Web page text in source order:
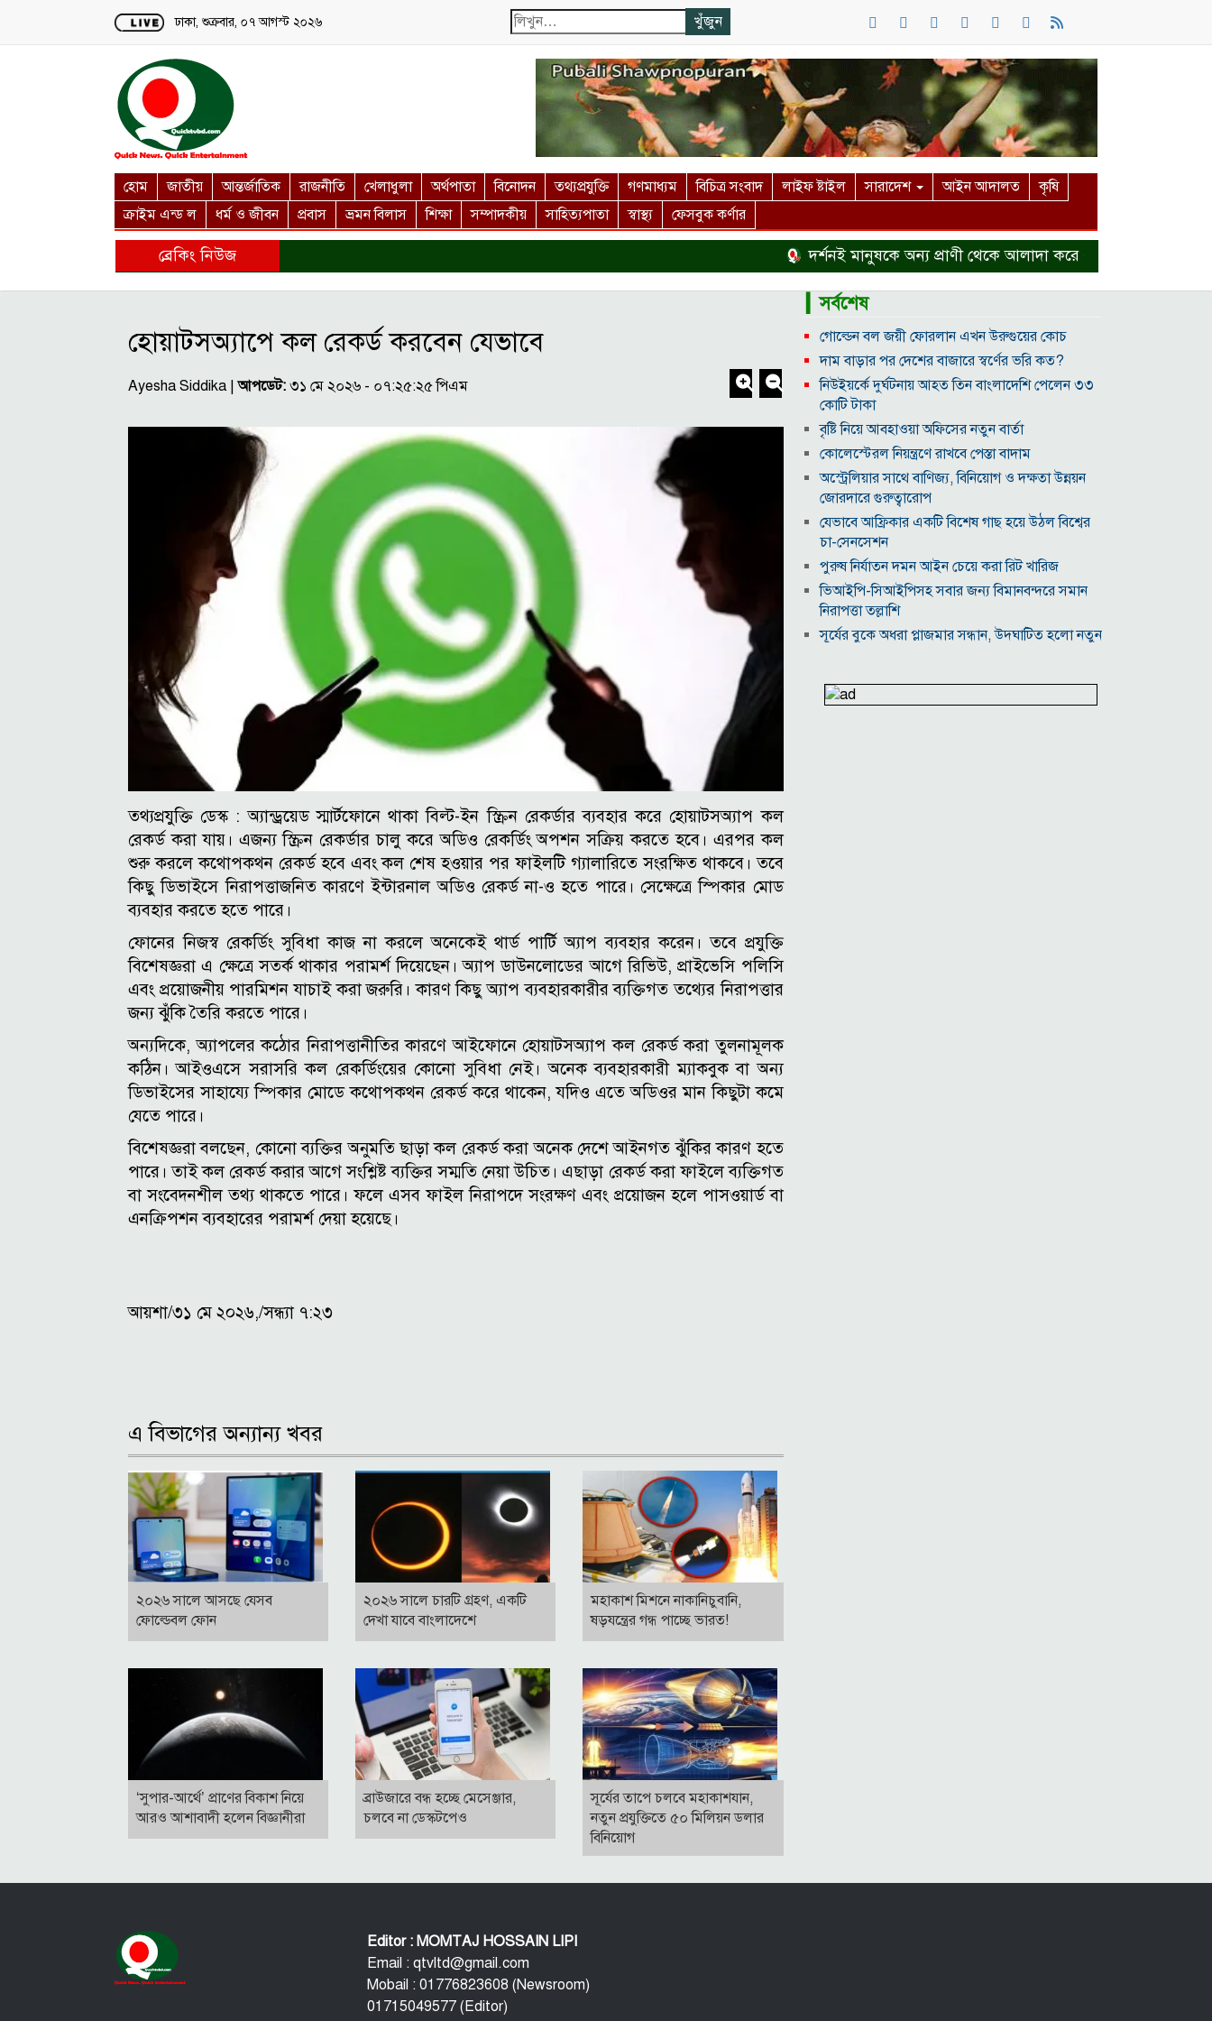
Loading...
ঢাকা, শুক্রবার, ০৭ আগস্ট ২০২৬
হোম জাতীয় আন্তর্জাতিক রাজনীতি খেলাধুলা অর্থপাতা বিনোদন তথ্যপ্রযুক্তি গণমাধ্যম বিচিত্র সংবাদ লাইফ ষ্টাইল সারাদেশ আইন আদালত
কৃষি
ক্রাইম এন্ড ল
ধর্ম ও জীবন প্রবাস ভ্রমন বিলাস শিক্ষা সম্পাদকীয় সাহিত্যপাতা স্বাস্থ্য ফেসবুক কর্ণার
ব্রেকিং নিউজ দর্শনই মানুষকে অন্য প্রাণী থেকে আলাদা করে হত্যা মামলা থেকে
হোয়াটসঅ্যাপে কল রেকর্ড করবেন যেভাবে
Ayesha Siddika |আপডেট: ৩১ মে ২০২৬ - ০৭:২৫:২৫ পিএম
তথ্যপ্রযুক্তি ডেস্ক :অ্যান্ড্রয়েড স্মার্টফোনে থাকা বিল্ট-ইন স্ক্রিন রেকর্ডার ব্যবহার করে হোয়াটসঅ্যাপ কল
রেকর্ড করা যায়। এজন্য স্ক্রিন রেকর্ডার চালু করে অডিও রেকর্ডিং অপশন সক্রিয় করতে হবে। এরপর কল
শুরু করলে কথোপকথন রেকর্ড হবে এবং কল শেষ হওয়ার পর ফাইলটি গ্যালারিতে সংরক্ষিত থাকবে। তবে
কিছু ডিভাইসে নিরাপত্তাজনিত কারণে ইন্টারনাল অডিও রেকর্ড না-ও হতে পারে। সেক্ষেত্রে স্পিকার মোড
ব্যবহার করতে হতে পারে।
ফোনের নিজস্ব রেকর্ডিং সুবিধা কাজ না করলে অনেকেই থার্ড পার্টি অ্যাপ ব্যবহার করেন। তবে প্রযুক্তি
বিশেষজ্ঞরা এ ক্ষেত্রে সতর্ক থাকার পরামর্শ দিয়েছেন। অ্যাপ ডাউনলোডের আগে রিভিউ, প্রাইভেসি পলিসি
এবং প্রয়োজনীয় পারমিশন যাচাই করা জরুরি। কারণ কিছু অ্যাপ ব্যবহারকারীর ব্যক্তিগত তথ্যের নিরাপত্তার
জন্য ঝুঁকি তৈরি করতে পারে।
অন্যদিকে, অ্যাপলের কঠোর নিরাপত্তানীতির কারণে আইফোনে হোয়াটসঅ্যাপ কল রেকর্ড করা তুলনামূলক
কঠিন। আইওএসে সরাসরি কল রেকর্ডিংয়ের কোনো সুবিধা নেই। অনেক ব্যবহারকারী ম্যাকবুক বা অন্য
ডিভাইসের সাহায্যে স্পিকার মোডে কথোপকথন রেকর্ড করে থাকেন, যদিও এতে অডিওর মান কিছুটা কমে
যেতে পারে।
বিশেষজ্ঞরা বলছেন, কোনো ব্যক্তির অনুমতি ছাড়া কল রেকর্ড করা অনেক দেশে আইনগত ঝুঁকির কারণ হতে
পারে। তাই কল রেকর্ড করার আগে সংশ্লিষ্ট ব্যক্তির সম্মতি নেয়া উচিত।এছাড়া রেকর্ড করা ফাইলে ব্যক্তিগত
বা সংবেদনশীল তথ্য থাকতে পারে। ফলে এসব ফাইল নিরাপদে সংরক্ষণ এবং প্রয়োজন হলে পাসওয়ার্ড বা
এনক্রিপশন ব্যবহারের পরামর্শ দেয়া হয়েছে।
আয়শা/৩১ মে ২০২৬,/সন্ধ্যা ৭:২৩
এ বিভাগের অন্যান্য খবর
২০২৬ সালে আসছে যেসব
ফোল্ডেবল ফোন
২০২৬ সালে চারটি গ্রহণ, একটি
দেখা যাবে বাংলাদেশে
মহাকাশ মিশনে নাকানিচুবানি,
ষড়যন্ত্রের গন্ধ পাচ্ছে ভারত!
‘সুপার-আর্থে’ প্রাণের বিকাশ নিয়ে
আরও আশাবাদী হলেন বিজ্ঞানীরা
ব্রাউজারে বন্ধ হচ্ছে মেসেঞ্জার,
চলবে না ডেস্কটপেও
সূর্যের তাপে চলবে মহাকাশযান,
নতুন প্রযুক্তিতে ৫০ মিলিয়ন ডলার
বিনিয়োগ
▎সর্বশেষ
গোল্ডেন বল জয়ী ফোরলান এখন উরুগুয়ের কোচ
দাম বাড়ার পর দেশের বাজারে স্বর্ণের ভরি কত?
নিউইয়র্কে দুর্ঘটনায় আহত তিন বাংলাদেশি পেলেন ৩৩
কোটি টাকা
বৃষ্টি নিয়ে আবহাওয়া অফিসের নতুন বার্তা
কোলেস্টেরল নিয়ন্ত্রণে রাখবে পেস্তা বাদাম
অস্ট্রেলিয়ার সাথে বাণিজ্য, বিনিয়োগ ও দক্ষতা উন্নয়ন
জোরদারে গুরুত্বারোপ
যেভাবে আফ্রিকার একটি বিশেষ গাছ হয়ে উঠল বিশ্বের
চা-সেনসেশন
পুরুষ নির্যাতন দমন আইন চেয়ে করা রিট খারিজ
ভিআইপি-সিআইপিসহ সবার জন্য বিমানবন্দরে সমান
নিরাপত্তা তল্লাশি
সূর্যের বুকে অধরা প্লাজমার সন্ধান, উদ্ঘাটিত হলো নতুন
উপমহাদেশের প্রভাবশালী ১০ সুফি সাধক
প্রতারণা মামলায় সালমান খানকে আদালতে তলব
Editor : MOMTAJ HOSSAIN LIPI
Email : qtvltd@gmail.com
Mobail : 01776823608 (Newsroom)
01715049577 (Editor)